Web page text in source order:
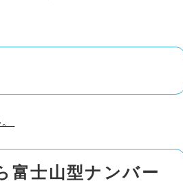
富士山型ナンバー